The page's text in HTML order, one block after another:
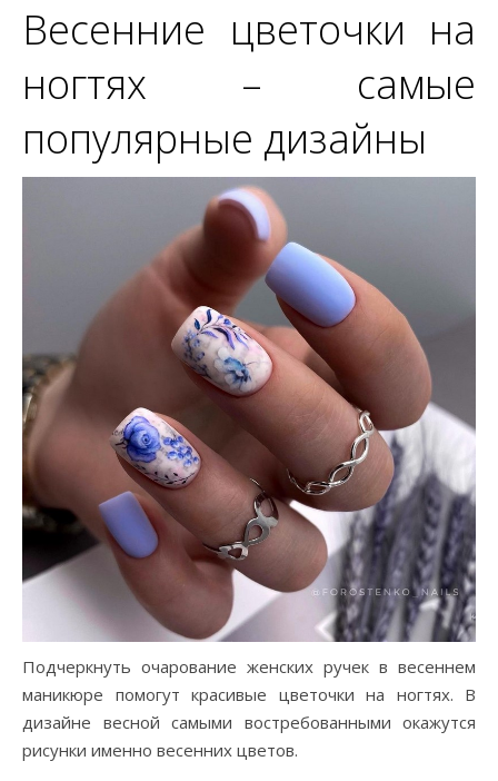
Весенние цветочки на
ногтях – самые
популярные дизайны
Подчеркнуть очарование женских ручек в весеннем
маникюре помогут красивые цветочки на ногтях. В
дизайне весной самыми востребованными окажутся
рисунки именно весенних цветов.